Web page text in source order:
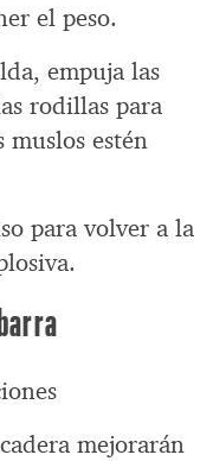
el peso.
empuja las
rodillas para
muslos estén
para volver a la
mejorarán